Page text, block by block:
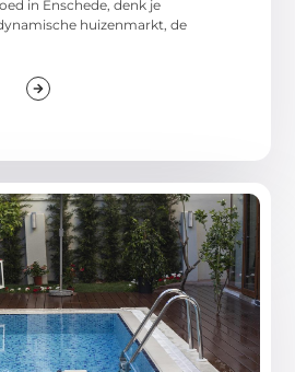
in Enschede, denk je
huizenmarkt, de